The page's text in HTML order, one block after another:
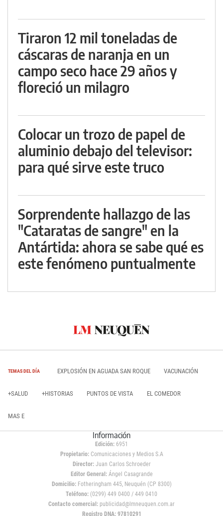
Tiraron 12 mil toneladas de
cáscaras de naranja en un
campo seco hace 29 años y
floreció un milagro
Colocar un trozo de papel de
aluminio debajo del televisor:
para qué sirve este truco
Sorprendente hallazgo de las
"Cataratas de sangre" en la
Antártida: ahora se sabe qué es
este fenómeno puntualmente
TEMAS DEL DÍA EXPLOSIÓN EN AGUADA SAN ROQUE VACUNACIÓN
+SALUD +HISTORIAS PUNTOS DE VISTA EL COMEDOR
MAS E
Información
Edición: 6951
Propietario:Comunicaciones y Medios S.A
Director: Juan Carlos Schroeder
Editor General:Ángel Casagrande
Domicilio:Fotheringham 445, Neuquén (CP 8300)
Teléfono: (0299) 449 0400 / 449 0410
Contacto comercial: publicidad@lmneuquen.com.ar
Registro DNA: 97810291